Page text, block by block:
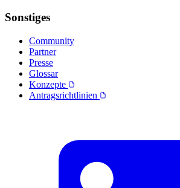
Sonstiges
Community
Partner
Presse
Glossar
Konzepte
Antragsrichtlinien